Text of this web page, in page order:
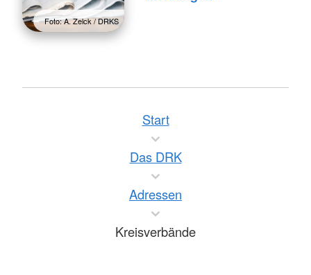
Foto: A. Zelck / DRKS
Start
Das DRK
Adressen
Kreisverbände